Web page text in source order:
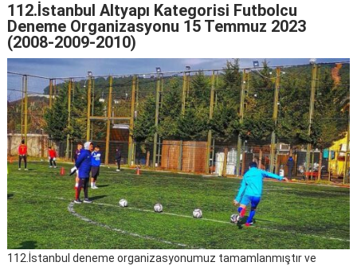
112.İstanbul Altyapı Kategorisi Futbolcu
Deneme Organizasyonu 15 Temmuz 2023
(2008-2009-2010)
112.İstanbul deneme organizasyonumuz tamamlanmıştır ve